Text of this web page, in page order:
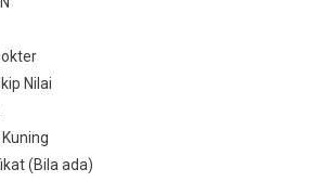
Nilai
(Bila ada)